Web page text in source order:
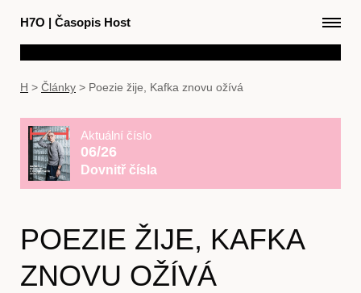
H7O | Časopis Host
H > Články > Poezie žije, Kafka znovu ožívá
Aktuální číslo
06/26
Dovnitř čísla
POEZIE ŽIJE, KAFKA
ZNOVU OŽÍVÁ